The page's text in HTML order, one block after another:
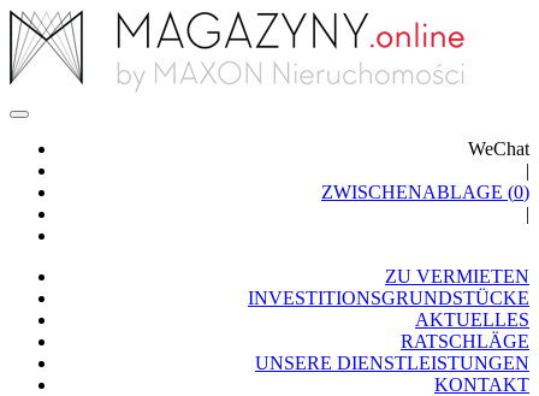
WeChat
|
ZWISCHENABLAGE (0)
|
ZU VERMIETEN
INVESTITIONSGRUNDSTÜCKE
AKTUELLES
RATSCHLÄGE
UNSERE DIENSTLEISTUNGEN
KONTAKT